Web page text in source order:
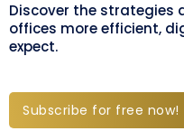
Discover the strategies
offices more efficient,
expect.
Subscribe for free now!